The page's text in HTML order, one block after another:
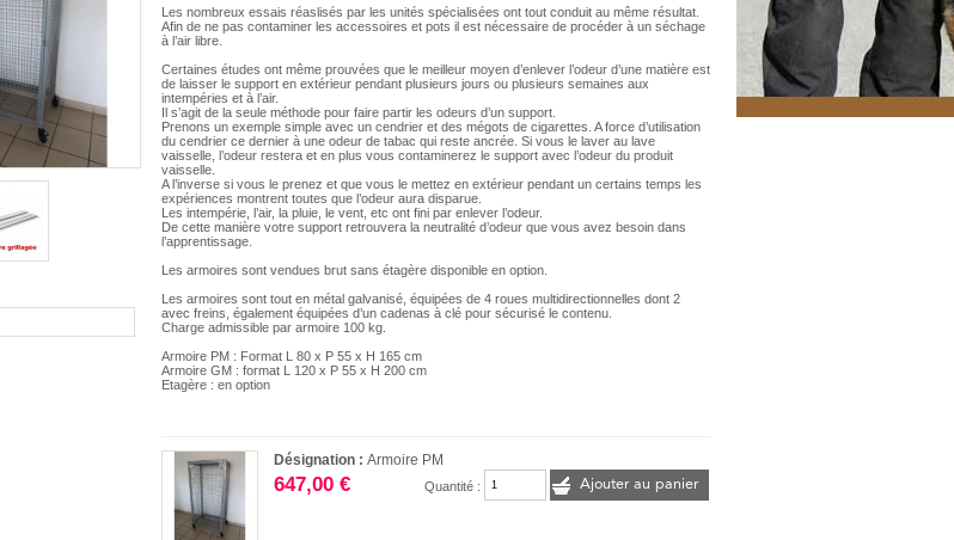
Les nombreux essais réaslisés par les unités spécialisées ont tout conduit au même résultat.
Afin de ne pas contaminer les accessoires et pots il est nécessaire de procéder à un séchage
à l’air libre.
Certaines études ont même prouvées que le meilleur moyen d’enlever l’odeur d’une matière est
de laisser le support en extérieur pendant plusieurs jours ou plusieurs semaines aux
intempéries et à l’air.
Il s’agit de la seule méthode pour faire partir les odeurs d’un support.
Prenons un exemple simple avec un cendrier et des mégots de cigarettes. A force d’utilisation
du cendrier ce dernier à une odeur de tabac qui reste ancrée. Si vous le laver au lave
vaisselle, l’odeur restera et en plus vous contaminerez le support avec l’odeur du produit
vaisselle.
A l’inverse si vous le prenez et que vous le mettez en extérieur pendant un certains temps les
expériences montrent toutes que l’odeur aura disparue.
Les intempérie, l’air, la pluie, le vent, etc ont fini par enlever l’odeur.
De cette manière votre support retrouvera la neutralité d’odeur que vous avez besoin dans
l’apprentissage.
Les armoires sont vendues brut sans étagère disponible en option.
Les armoires sont tout en métal galvanisé, équipées de 4 roues multidirectionnelles dont 2
avec freins, également équipées d’un cadenas à clé pour sécurisé le contenu.
Charge admissible par armoire 100 kg.
Armoire PM : Format L 80 x P 55 x H 165 cm
Armoire GM : format L 120 x P 55 x H 200 cm
Etagère : en option
Désignation :Armoire PM
647,00 € Quantité : Ajouter au panier